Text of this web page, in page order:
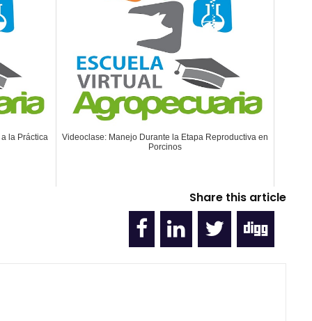
la Práctica
Videoclase: Manejo Durante la Etapa Reproductiva en
Porcinos
Share this article